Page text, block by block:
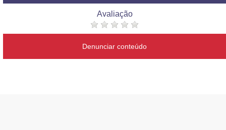
Avaliação
Denunciar conteúdo